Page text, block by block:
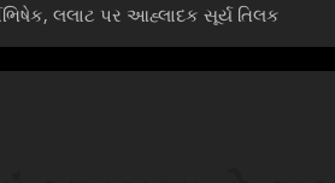
લલાટ પર આહ્લાદક સૂર્ય તિલક